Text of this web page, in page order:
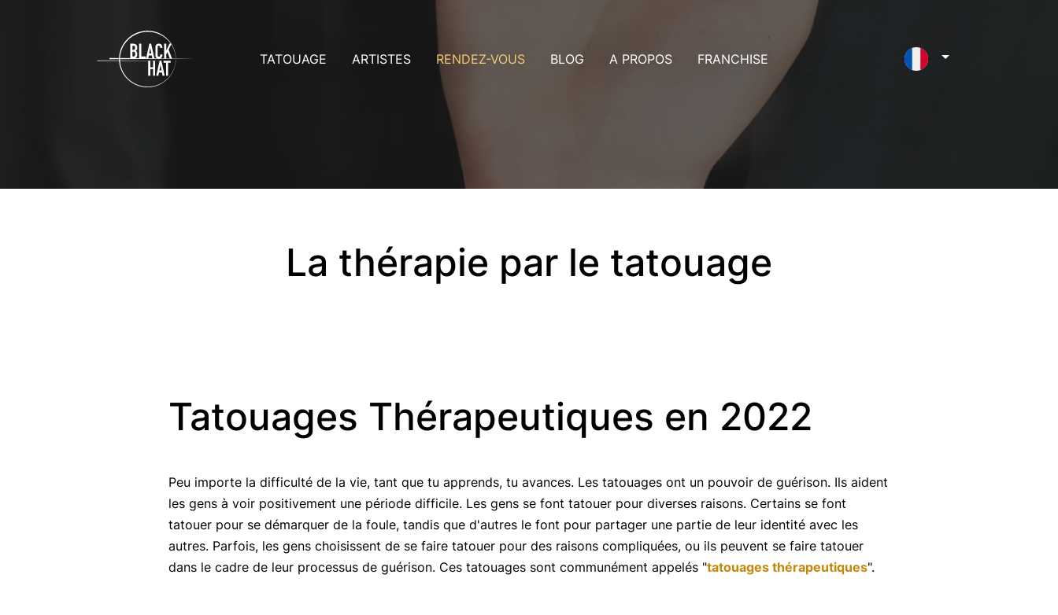
TATOUAGE ARTISTES
Collaboration avec les artistes
RENDEZ-VOUS BLOG A PROPOS FRANCHISE
La thérapie par le tatouage
Tatouages Thérapeutiques en 2022
Peu importe la difficulté de la vie, tant que tu apprends, tu avances. Les tatouages ont un pouvoir de guérison. Ils aident
les gens à voir positivement une période difficile. Les gens se font tatouer pour diverses raisons. Certains se font
tatouer pour se démarquer de la foule, tandis que d'autres le font pour partager une partie de leur identité avec les
autres. Parfois, les gens choisissent de se faire tatouer pour des raisons compliquées, ou ils peuvent se faire tatouer
dans le cadre de leur processus de guérison. Ces tatouages sont communément appelés "tatouages thérapeutiques".